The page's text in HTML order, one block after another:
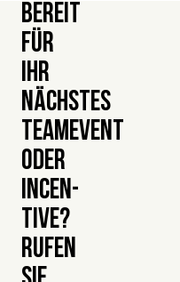
BEREIT
FÜR
IHR
NÄCHSTES
TEAMEVENT
ODER
INCEN­
TIVE?
RUFEN